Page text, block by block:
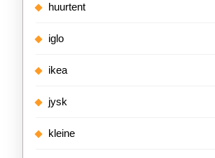
huurtent
iglo
ikea
jysk
kleine